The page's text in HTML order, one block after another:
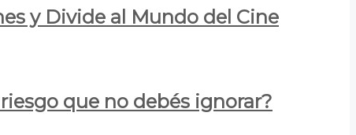
y Divide al Mundo del Cine
que no debés ignorar?